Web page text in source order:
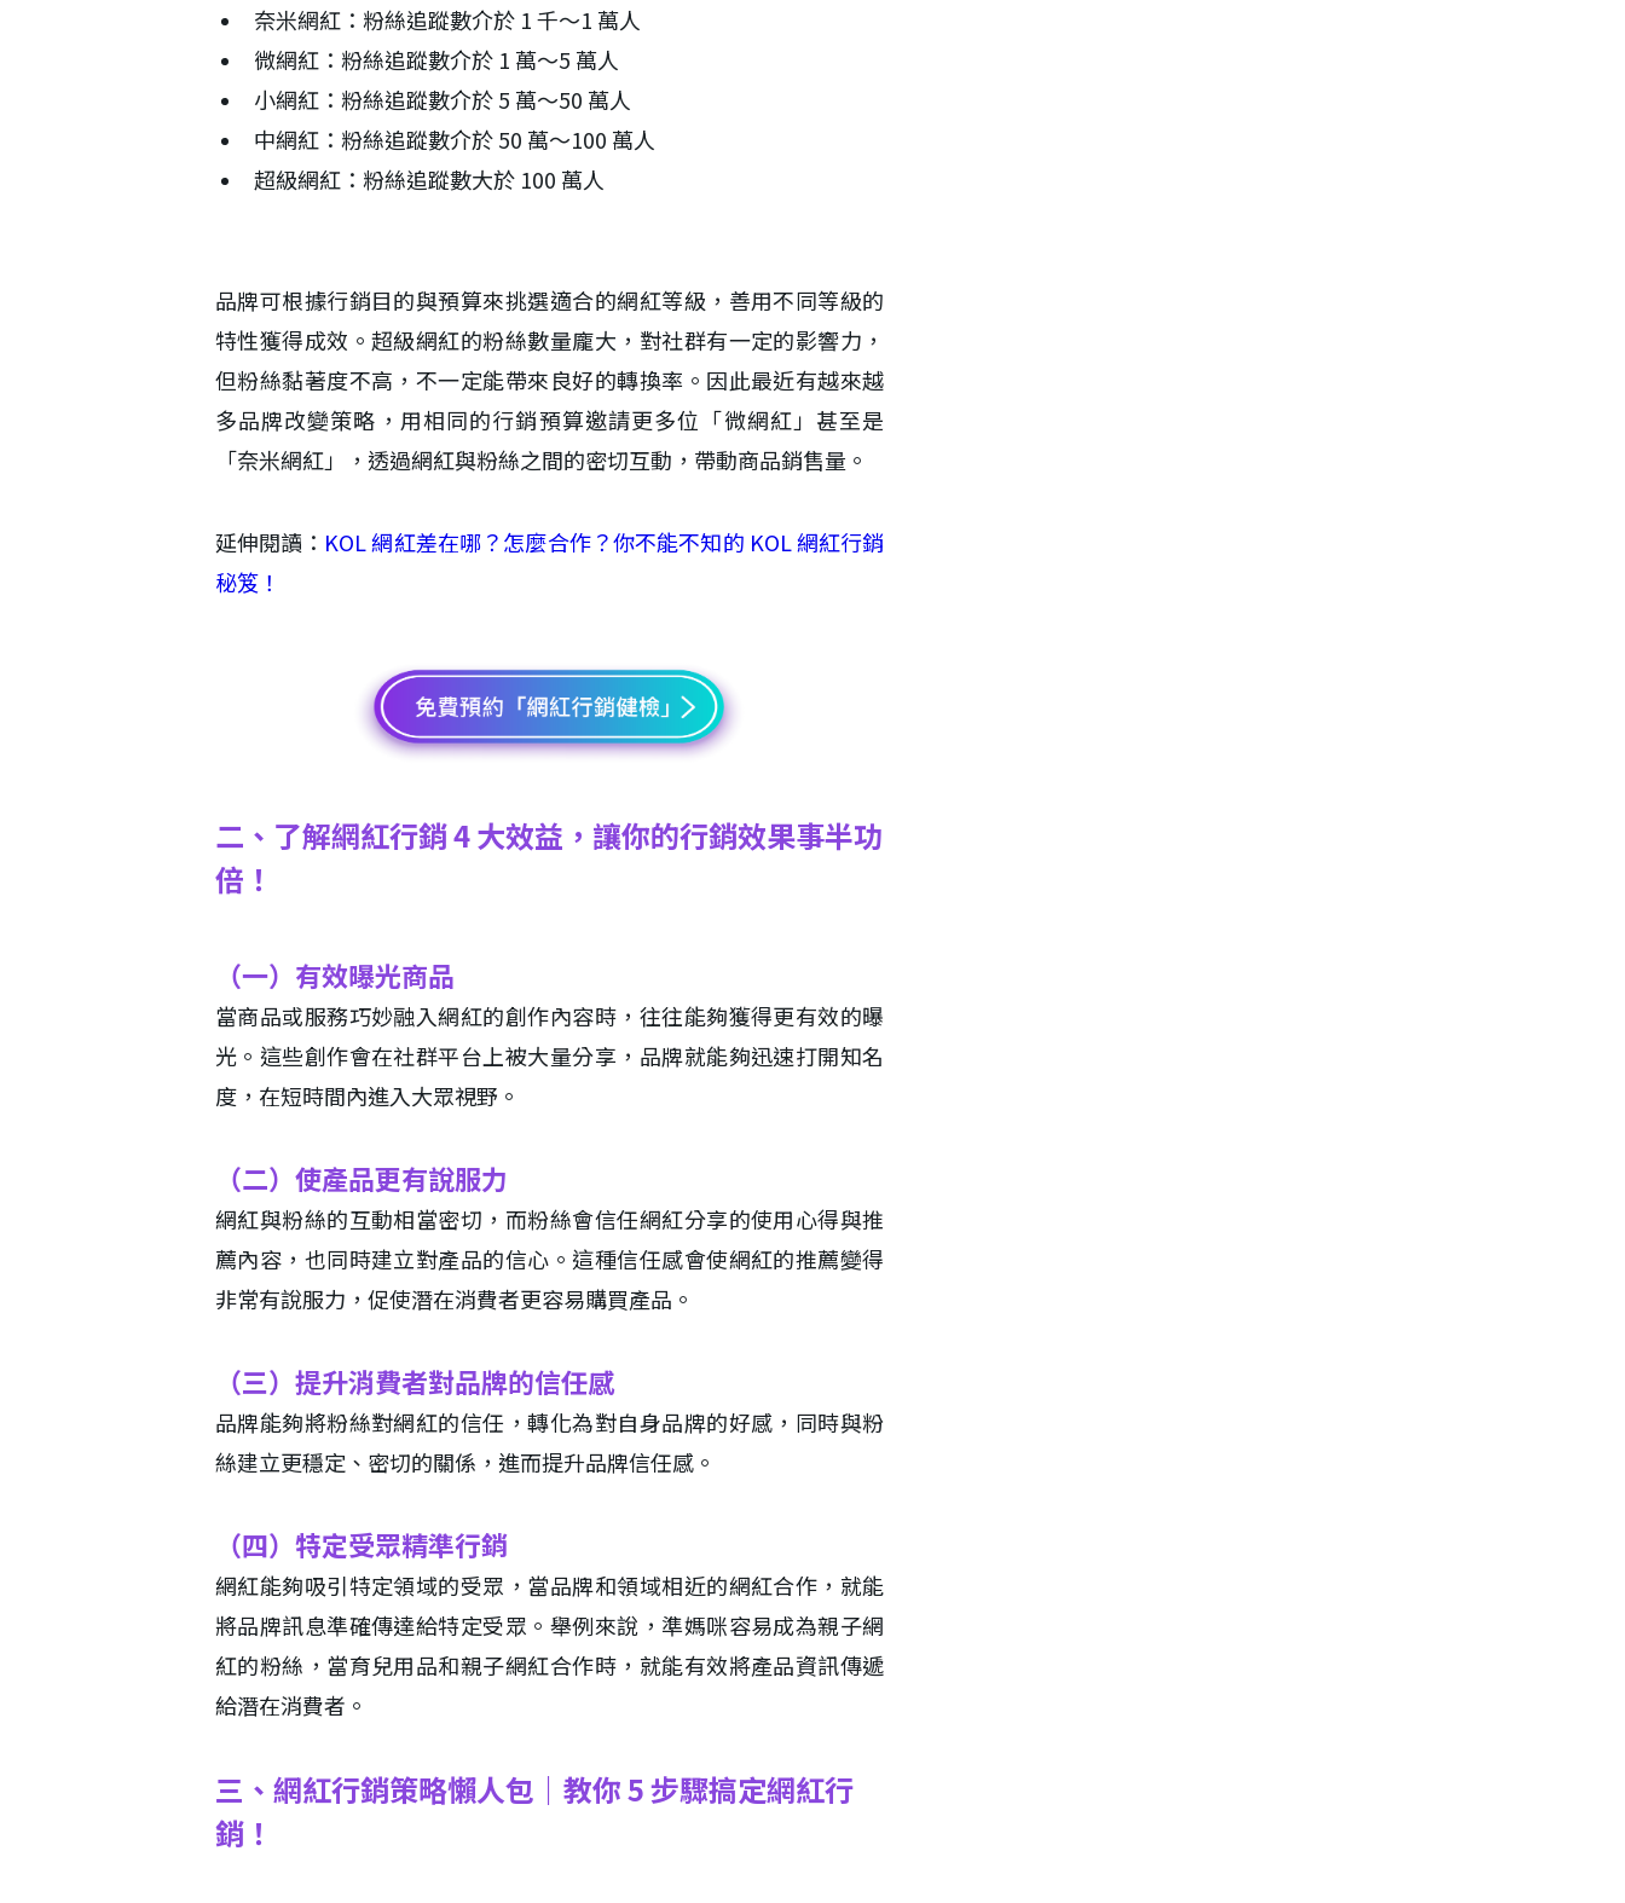
奈米網紅：粉絲追蹤數介於 1 千～1 萬人
微網紅：粉絲追蹤數介於 1 萬～5 萬人
小網紅：粉絲追蹤數介於 5 萬～50 萬人
中網紅：粉絲追蹤數介於 50 萬～100 萬人
超級網紅：粉絲追蹤數大於 100 萬人
品牌可根據行銷目的與預算來挑選適合的網紅等級，善用不同等級的
特性獲得成效。超級網紅的粉絲數量龐大，對社群有一定的影響力，
但粉絲黏著度不高，不一定能帶來良好的轉換率。因此最近有越來越
多品牌改變策略，用相同的行銷預算邀請更多位「微網紅」甚至是
「奈米網紅」，透過網紅與粉絲之間的密切互動，帶動商品銷售量。
延伸閱讀： KOL 網紅差在哪？怎麼合作？你不能不知的 KOL 網紅行銷
秘笈！
二、了解網紅行銷 4 大效益，讓你的行銷效果事半功
倍！
（一）有效曝光商品
當商品或服務巧妙融入網紅的創作內容時，往往能夠獲得更有效的曝
光。這些創作會在社群平台上被大量分享，品牌就能夠迅速打開知名
度，在短時間內進入大眾視野。
（二）使產品更有說服力
網紅與粉絲的互動相當密切，而粉絲會信任網紅分享的使用心得與推
薦內容，也同時建立對產品的信心。這種信任感會使網紅的推薦變得
非常有說服力，促使潛在消費者更容易購買產品。
（三）提升消費者對品牌的信任感
品牌能夠將粉絲對網紅的信任，轉化為對自身品牌的好感，同時與粉
絲建立更穩定、密切的關係，進而提升品牌信任感。
（四）特定受眾精準行銷
網紅能夠吸引特定領域的受眾，當品牌和領域相近的網紅合作，就能
將品牌訊息準確傳達給特定受眾。舉例來說，準媽咪容易成為親子網
紅的粉絲，當育兒用品和親子網紅合作時，就能有效將產品資訊傳遞
給潛在消費者。
三、網紅行銷策略懶人包｜教你 5 步驟搞定網紅行
銷！